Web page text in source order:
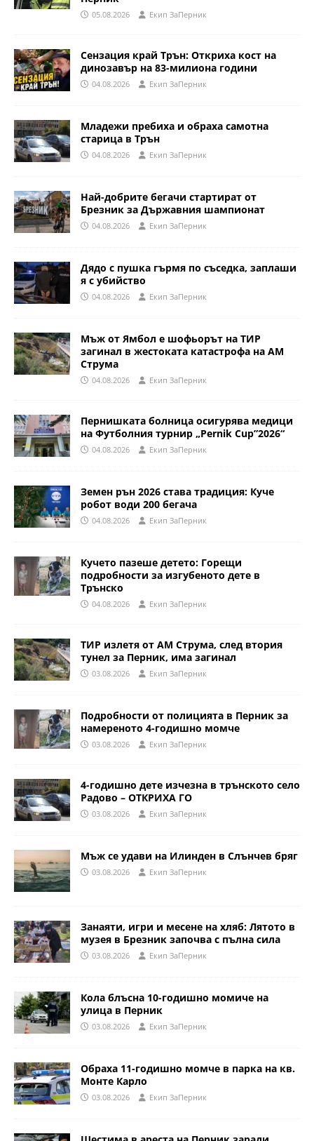
05.08.2026 Eкип ЗаПерник
Сензация край Трън: Откриха кост на
динозавър на 83-милиона години
04.08.2026 Eкип ЗаПерник
Младежи пребиха и обраха самотна
старица в Трън
04.08.2026 Eкип ЗаПерник
Най-добрите бегачи стартират от
Брезник за Държавния шампионат
04.08.2026 Eкип ЗаПерник
Дядо с пушка гърмя по съседка, заплаши
я с убийство
04.08.2026 Eкип ЗаПерник
Мъж от Ямбол е шофьорът на ТИР
загинал в жестоката катастрофа на АМ
Струма
04.08.2026 Eкип ЗаПерник
Пернишката болница осигурява медици
на Футболния турнир „Pernik Cup”2026“
04.08.2026 Eкип ЗаПерник
Земен рън 2026 става традиция: Куче
робот води 200 бегача
04.08.2026 Eкип ЗаПерник
Кучето пазеше детето: Горещи
подробности за изгубеното дете в
Трънско
04.08.2026 Eкип ЗаПерник
ТИР излетя от АМ Струма, след втория
тунел за Перник, има загинал
03.08.2026 Eкип ЗаПерник
Подробности от полицията в Перник за
намереното 4-годишно момче
03.08.2026 Eкип ЗаПерник
4-годишно дете изчезна в трънското село
Радово – ОТКРИХА ГО
03.08.2026 Eкип ЗаПерник
Мъж се удави на Илинден в Слънчев бряг
03.08.2026 Eкип ЗаПерник
Занаяти, игри и месене на хляб: Лятото в
музея в Брезник започва с пълна сила
03.08.2026 Eкип ЗаПерник
Кола блъсна 10-годишно момиче на
улица в Перник
03.08.2026 Eкип ЗаПерник
Обраха 11-годишно момче в парка на кв.
Монте Карло
03.08.2026 Eкип ЗаПерник